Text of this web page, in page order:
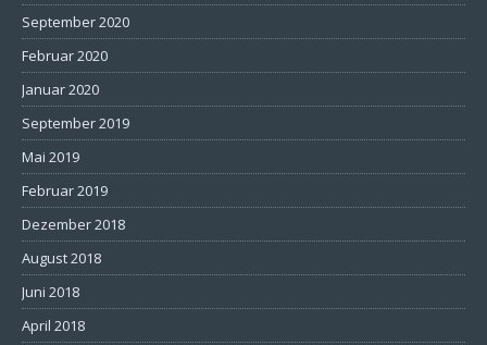
September 2020
Februar 2020
Januar 2020
September 2019
Mai 2019
Februar 2019
Dezember 2018
August 2018
Juni 2018
April 2018